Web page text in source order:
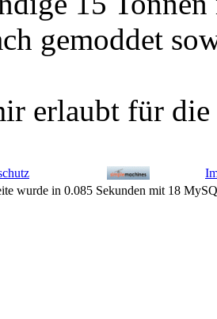
gemoddet
erlaubt für
wurde in 0.085 Sekunden mit 18